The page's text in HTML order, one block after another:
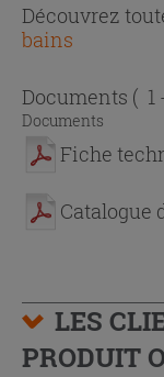
Découvrez
bains
Documents ( 1
Documents
Fiche
Catalogue
LES
PRODUIT